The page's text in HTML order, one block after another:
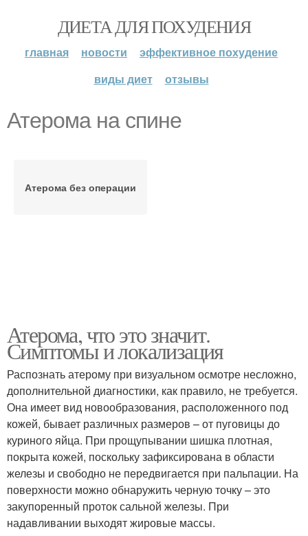
ДИЕТА ДЛЯ ПОХУДЕНИЯ
главная новости
эффективное похудение
виды диет
отзывы
Атерома на спине
Атерома без операции
Атерома, что это значит.
Симптомы и локализация
Распознать атерому при визуальном осмотре несложно,
дополнительной диагностики, как правило, не требуется.
Она имеет вид новообразования, расположенного под
кожей, бывает различных размеров – от пуговицы до
куриного яйца. При прощупывании шишка плотная,
покрыта кожей, поскольку зафиксирована в области
железы и свободно не передвигается при пальпации. На
поверхности можно обнаружить черную точку – это
закупоренный проток сальной железы. При
надавливании выходят жировые массы.